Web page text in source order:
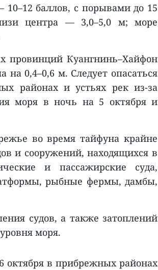
баллов, с порывами до 15
центра — 3,0–5,0 м; море
провинций Куангнинь–Хайфон
0,4–0,6 м. Следует опасаться
районах и устьях рек из-за
моря в ночь на 5 октября и
во время тайфуна крайне
и сооружений, находящихся в
и пассажирские суда,
рыбные фермы, дамбы,
судов, а также затоплений
моря.
октября в прибрежных районах